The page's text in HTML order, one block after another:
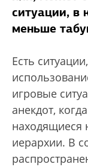
ситуации, в
меньше
Есть
игровые
анекдот,
находящиеся
иерархии. В